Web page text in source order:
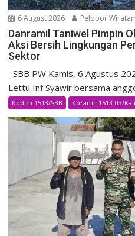
6 August 2026 Pelopor
Danramil Taniwel Pimpin
Aksi Bersih Lingkungan
Sektor
SBB PW Kamis, 6 Agustus
Lettu Inf Syawir bersama
Kodim 1513/SBB Koramil 1513-03/